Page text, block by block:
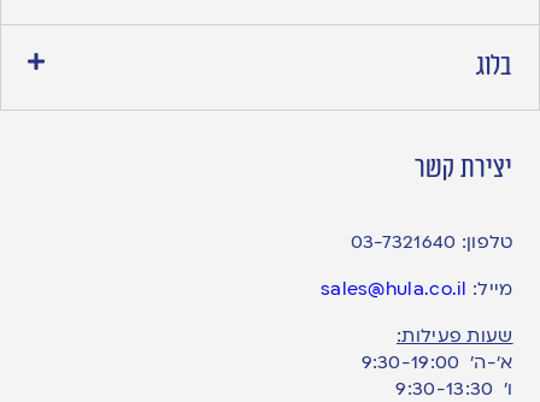
בלוג
יצירת קשר
טלפון: 03-7321640
מייל: sales@hula.co.il
שעות פעילות:
א’-ה’ 9:30-19:00
ו׳ 9:30-13:30